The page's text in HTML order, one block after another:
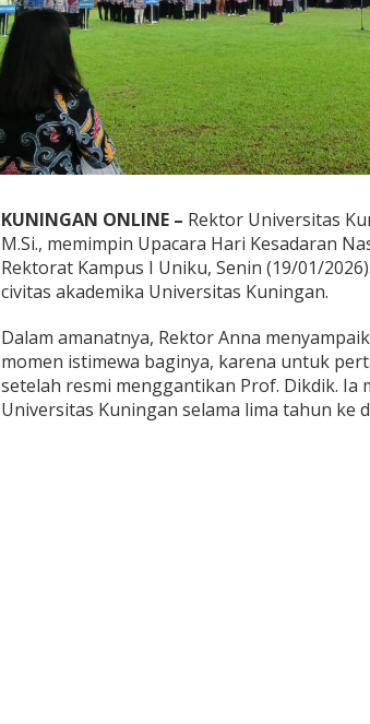
KUNINGAN ONLINE – Rektor Universitas
M.Si., memimpin Upacara Hari Kesadaran
Rektorat Kampus I Uniku, Senin (19/01/
civitas akademika Universitas Kuningan.
Dalam amanatnya, Rektor Anna
momen istimewa baginya, karena untuk
setelah resmi menggantikan Prof. Dikdik.
Universitas Kuningan selama lima tahun ke